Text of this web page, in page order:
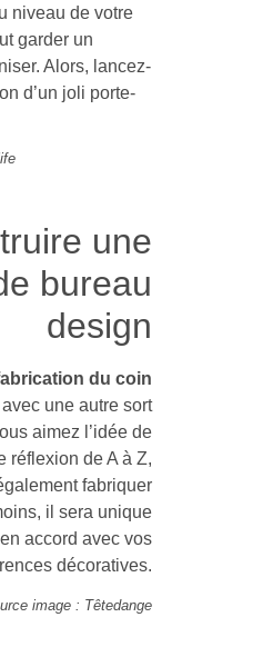
niveau de votre
garder un
Alors, lancez-
d’un joli porte-
une
bureau
design
du coin
avec une autre sort
aimez l’idée de
réflexion de A à Z,
fabriquer
il sera unique
accord avec vos
décoratives.
image : Têtedange